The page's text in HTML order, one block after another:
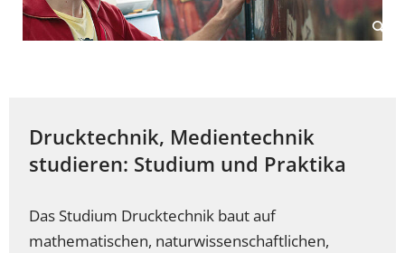
Drucktechnik, Medientechnik
studieren: Studium und Praktika
Das Studium Drucktechnik baut auf
mathematischen, naturwissenschaftlichen,